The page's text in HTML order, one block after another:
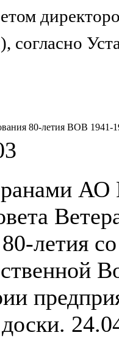
80-летия ВОВ 1941-
АО
летия